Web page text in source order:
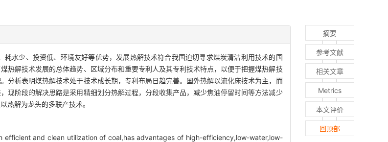
水少、投资低、环境友好等优势，发展热解技术符合我国迫切寻求煤炭清洁利用技术的国
热解技术发展的总体趋势、区域分布和重要专利人及其专利技术特点，以便于把握煤热解技
分析表明煤热解技术处于技术成长期，专利布局日趋完善。国外热解以流化床技术为主，而
现阶段的解决思路是采用精细划分热解过程，分段收集产品，减少焦油停留时间等方法减少
热解为龙头的多联产技术。
and clean utilization of coal,has advantages of high-efficiency,low-water,low-
摘要
参考文献
相关文章
Metrics
本文评价
回顶部